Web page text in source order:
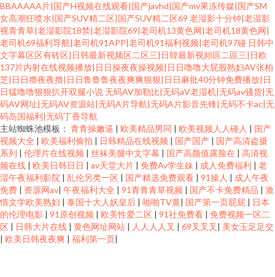
BBAAAAA片|国产H视频在线观看|国产javhd|国产mv果冻传媒|国产SM
女高潮狂喷水|国产SUV精二区|国产SUV精二区69 老湿影十分钟|老湿影
视青青草|老湿影院18禁|老湿影院69|老司机13黄色网|老司机18黄色网|
老司机69福利导航|老司机91APP|老司机91福利视频|老司机97碰 日韩中
文字幕区区有砖区|日韩最新视频区二区三|日韓最新视頻區二區三|日欧
137片内射在线视频播放|日日操夜夜操视频|日日噜噜大屁股熟妇AV张柏
芝|日日擼夜夜擼|日日鲁鲁鲁夜夜爽爽狠狠|日日麻批40分钟免费播放|日
日猛噜噜狠狠扒开双腿小说无码AV加勒比|无码aV老湿机|无码av骚货|无
码AV网址|无码AV资源站|无码A片导航|无码A片影音先锋|无码不卡ac|无
码岛国福利|无码丁香导航
主站蜘蛛池模板： 青青操嫩逼 欧美精品男同 欧美视频人人碰人
国产
视频大全
欧美福利偷拍 日韩精品在线视频 国产国产
国产高清盗摄
系列
伦理片在线视频 丝袜美腿中文字幕 国产高颜值露脸在
高清视
频在线
欧美日韩日日 av天堂大片 免费Av学生妹 成人免费福利
老
湿午夜福利影院
乱伦另类一区 国产精选免费观看 91操人
成人午夜
免费
资源网av 午夜福利大全 91青青青草视频 国产不卡免费精品
激
情文学欧美熟妇
泰国十大人妖皇后 啪啪TV黄 国产第一页屁屁
日本
的伦理电影
91原创视频 欧美性爱二区 91社免费看
免费视频一区二
区
日韩大片在线 黄色网址网站 人人人人叉 69叉叉叉
美女玉足足交
欧美日韩夜夜爽 福利第一页